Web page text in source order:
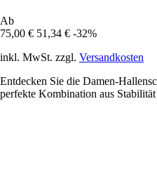
Ab
75,00 € 51,34 € -32%
inkl. MwSt. zzgl. Versandkosten
Entdecken Sie die Damen-
perfekte Kombination aus